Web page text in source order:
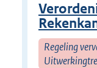
Regeling